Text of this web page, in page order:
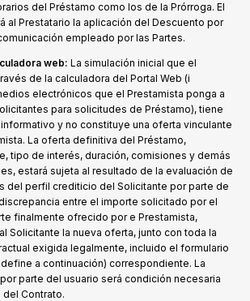
del Préstamo como los de la Prórroga. El
al Prestatario la aplicación del Descuento por
empleado por las Partes.
web: La simulación inicial que el
de la calculadora del Portal Web (i
electrónicos que el Prestamista ponga a
para solicitudes de Préstamo), tiene
y no constituye una oferta vinculante
La oferta definitiva del Préstamo,
tipo de interés, duración, comisiones y demás
estará sujeta al resultado de la evaluación de
del perfil crediticio del Solicitante por parte de
entre el importe solicitado por el
finalmente ofrecido por e Prestamista,
Solicitante la nueva oferta, junto con toda la
exigida legalmente, incluido el formulario
a continuación) correspondiente. La
parte del usuario será condición necesaria
Contrato.